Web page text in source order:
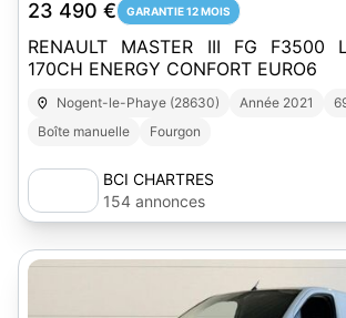
23 490 € GARANTIE 12 MOIS
RENAULT MASTER III FG F3500
170CH ENERGY CONFORT EURO6
Nogent-le-Phaye (28630) Année 2021
Boîte manuelle
Fourgon
BCI CHARTRES
154 annonces